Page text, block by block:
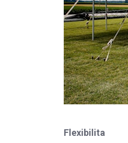
Flexibilita